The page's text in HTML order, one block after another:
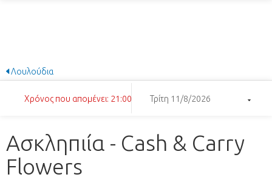
Λουλούδια
Χρόνος που απομένει: 21:00:20 Τρίτη 11/8/2026
Ασκληπιία - Cash & Carry
Flowers